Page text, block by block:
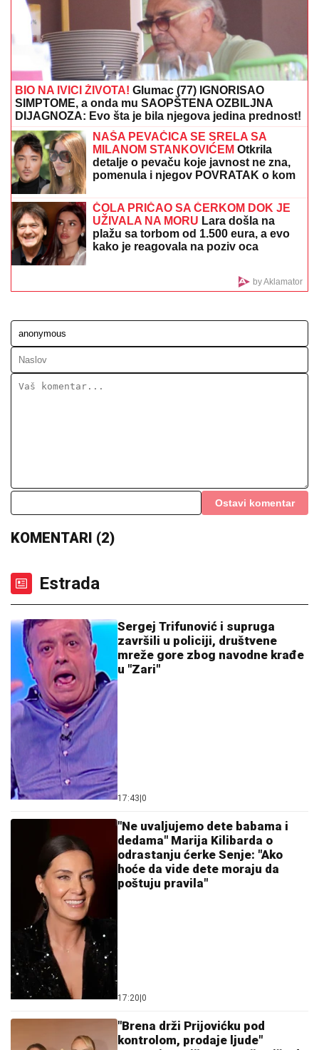
"IMAO SAM PET PROPUŠTENIH POZIVA"
Tanasijević i dalje u ogromnom strahu za svoju
porodicu, požar se približio njihovoj kući: "Prva reč
koju sam čuo - IZGOREĆEMO"
PEVAČICA TRPELA NASILJE OD
BIVŠEG PARTNERA
Sada objasnila
upozoravala"
PAO MIGRANTSKI KARTEL:
jednu od najopasnijih mreža na Mediteranu, profitirali
Crno-beli želeli miljenika navijača
Zvezde: Odgovor bivšeg asa
raspametiće "delije"!
"Samo mi fali da mi ta kuća izgori"
Mala Cana SAHRANILA MUŽA, a sada
STRAHUJE po svoju bezbednost:
"JOŠ TO DA ME SNAĐE"
BIO NA IVICI ŽIVOTA!Glumac (77) IGNORISAO
SIMPTOME, a onda mu SAOPŠTENA OZBILJNA
DIJAGNOZA: Evo šta je bila njegova jedina prednost!
detalje o pevaču koje javnost ne zna,
pomenula i njegov POVRATAK o kom
svi pričaju (VIDEO)
ČOLA PRIČAO SA ĆERKOM DOK JE
UŽIVALA NA MORU
kako je reagovala na poziv oca